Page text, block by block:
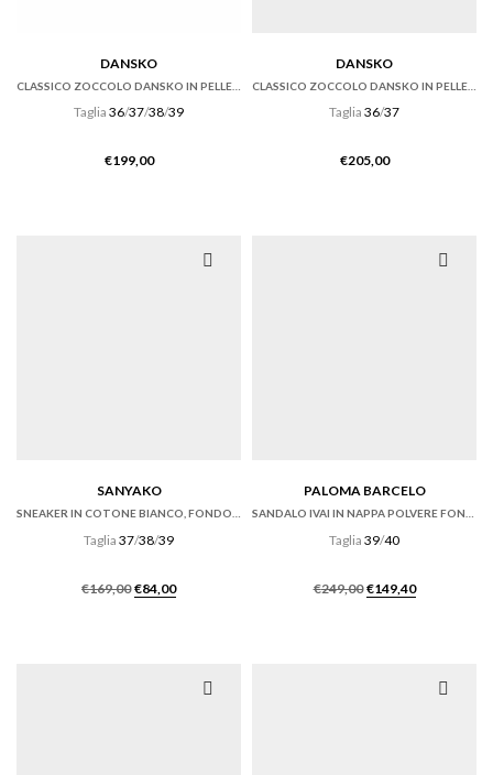
DANSKO
Taglia 36/37/38/39
€199,00
DANSKO
Taglia 36/37
€205,00
SANYAKO
SNEAKER IN COTONE BIANCO, FONDO CASSETTA
Taglia 37/38/39
€169,00 Il
€84,00Il
PALOMA BARCELO
SANDALO IVAI IN NAPPA POLVERE FONDO GOMMA
Taglia 39/40
€249,00 Il
€149,40Il